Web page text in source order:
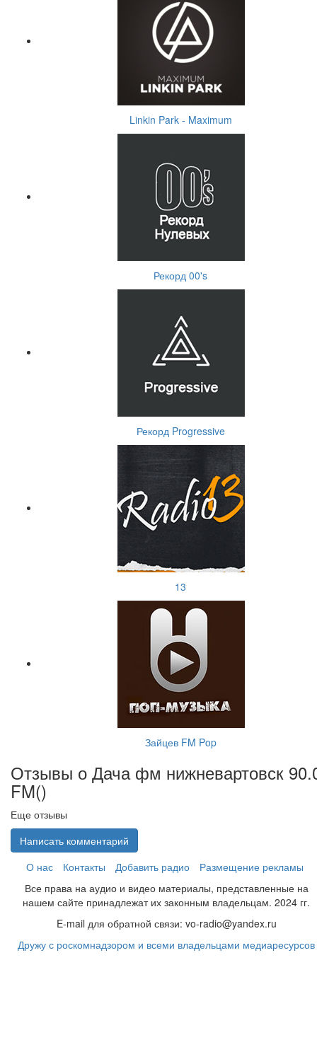
Linkin Park - Maximum
Рекорд 00's
Рекорд Progressive
13
Зайцев FM Pop
Отзывы о Дача фм нижневартовск
FM()
Еще отзывы
Написать комментарий
О нас
Контакты Добавить радио
Размещение рекламы
Все права на аудио и видео материалы, представленные на
нашем сайте принадлежат их законным владельцам. 2024 гг.
E-mail для обратной связи: vo-radio@yandex.ru
Дружу с роскомнадзором и всеми владельцами медиаресурсов